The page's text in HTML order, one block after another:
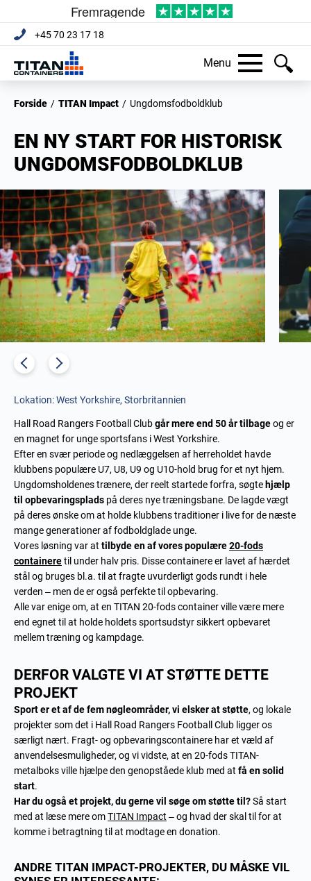
+45 70 23 17 18
Menu
Forside / TITAN Impact / Ungdomsfodboldklub
EN NY START FOR HISTORISK
UNGDOMSFODBOLDKLUB
Lokation: West Yorkshire, Storbritannien
Hall Road Rangers Football Clubgår mere end 50 år tilbageog er
en magnet for unge sportsfans i West Yorkshire.
Efter en svær periode og nedlæggelsen af herreholdet havde
klubbens populære U7, U8, U9 og U10-hold brug for et nyt hjem.
Ungdomsholdenes trænere, der reelt startede forfra, søgte hjælp
til opbevaringsplads på deres nye træningsbane. De lagde vægt
på deres ønske om at holde klubbens traditioner i live for de næste
mange generationer af fodboldglade unge.
Vores løsning var at tilbyde en af vores populære20-fods
containeretil under halv pris. Disse containere er lavet af hærdet
stål og bruges bl.a. til at fragte uvurderligt gods rundt i hele
verden – men de er også perfekte til opbevaring.
Alle var enige om, at en TITAN 20-fods container ville være mere
end egnet til at holde holdets sportsudstyr sikkert opbevaret
mellem træning og kampdage.
DERFOR VALGTE VI AT STØTTE DETTE
PROJEKT
Sport er et af de fem nøgleområder, vi elsker at støtte, og lokale
projekter som det i Hall Road Rangers Football Club ligger os
særligt nært. Fragt- og opbevaringscontainere har et væld af
anvendelsesmuligheder, og vi vidste, at en 20-fods TITAN-
metalboks ville hjælpe den genopståede klub med at få en solid
start.
Har du også et projekt, du gerne vil søge om støtte til?Så start
med at læse mere omTITAN Impact – og hvad der skal til for at
komme i betragtning til at modtage en donation.
ANDRE TITAN IMPACT-PROJEKTER, DU MÅSKE VIL